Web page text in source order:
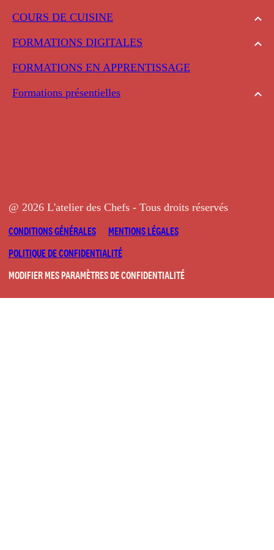
COURS DE CUISINE
FORMATIONS DIGITALES
FORMATIONS EN APPRENTISSAGE
Formations présentielles
@ 2026 L'atelier des Chefs - Tous droits réservés
CONDITIONS GÉNÉRALES
MENTIONS LÉGALES
POLITIQUE DE CONFIDENTIALITÉ
MODIFIER MES PARAMÈTRES DE CONFIDENTIALITÉ